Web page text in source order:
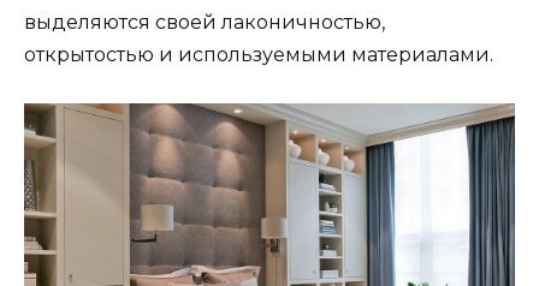
выделяются своей лаконичностью,
открытостью и используемыми материалами.